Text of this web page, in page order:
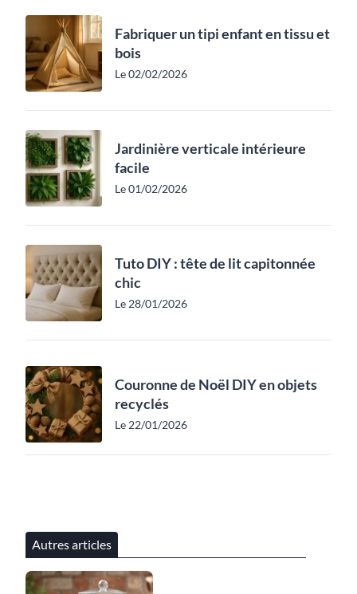
Fabriquer un tipi enfant en tissu et
bois
Le 02/02/2026
Jardinière verticale intérieure
facile
Le 01/02/2026
Tuto DIY : tête de lit capitonnée
chic
Le 28/01/2026
Couronne de Noël DIY en objets
recyclés
Le 22/01/2026
Autres articles